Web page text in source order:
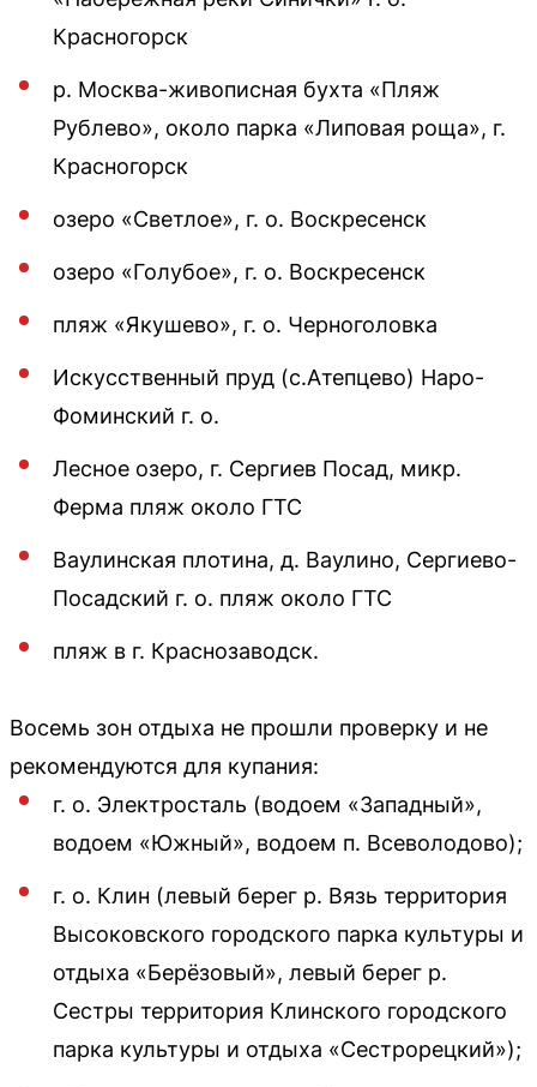
Красногорск
р. Москва-живописная бухта «Пляж
Рублево», около парка «Липовая роща», г.
Красногорск
озеро «Светлое», г. о. Воскресенск
озеро «Голубое», г. о. Воскресенск
пляж «Якушево», г. о. Черноголовка
Искусственный пруд (с.Атепцево) Наро-
Фоминский г. о.
Лесное озеро, г. Сергиев Посад, микр.
Ферма пляж около ГТС
Ваулинская плотина, д. Ваулино, Сергиево-
Посадский г. о. пляж около ГТС
пляж в г. Краснозаводск.
Восемь зон отдыха не прошли проверку и не
рекомендуются для купания:
г. о. Электросталь (водоем «Западный»,
водоем «Южный», водоем п. Всеволодово);
г. о. Клин (левый берег р. Вязь территория
Высоковского городского парка культуры и
отдыха «Берёзовый», левый берег р.
Сестры территория Клинского городского
парка культуры и отдыха «Сестрорецкий»);